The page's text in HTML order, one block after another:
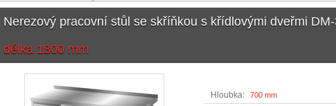
Nerezový pracovní stůl se skříňkou s křídlovými dveřmi DM-
délka 1800 mm
Hloubka: 700 mm